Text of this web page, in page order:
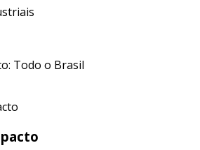
Todo o Brasil